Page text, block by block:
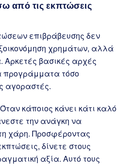
από τις εκπτώσεις
επιβράβευσης δεν
χρημάτων, αλλά
Αρκετές βασικές αρχές
προγράμματα τόσο
αγοραστές.
Όταν κάποιος κάνει κάτι καλό
την ανάγκη να
χάρη. Προσφέροντας
δίνετε στους
αξία. Αυτό τους